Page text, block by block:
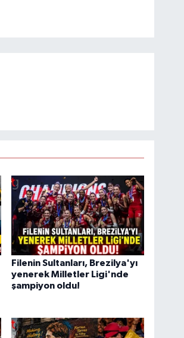
Filenin Sultanları, Brezilya'yı
yenerek Milletler Ligi'nde
şampiyon oldu!